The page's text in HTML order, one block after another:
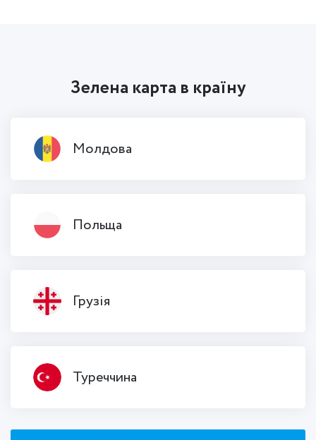
Зелена карта в країну
Молдова
Польща
Грузія
Туреччина